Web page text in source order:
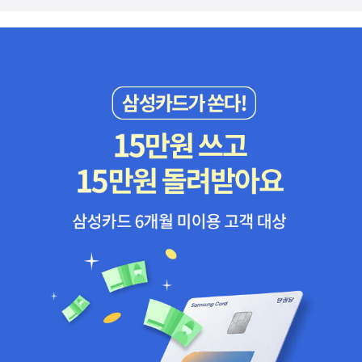
것이다. (아름다운 132쪽)삶을 넉넉하게 만드는 것은 소유와 축적이
분 좋은 일이나, 총각 입장에 유부녀의 관심은 가끔 부담스러울 때가
있지요. 하하, 어디선가 마구 돌이 날아 올 것 같군요. 하여간 원인을
파악해 보니, 내가 남자답지 않게 살림에 관심이 많다는 점이 매력(?)
적이었다나요. ‘한살림’이라고 유기농산물로 밥상을 차리자는 단체에
회원으로 가입해서, 매주 한 번씩 우리농산물, 유기농산물을 공동구
매하고 있으니 여선생님들이 날 귀엽게 봐 줄 이유가 될 수도 있겠죠.
람의 삶도 더불어 살아야 하지 않을까요’ 밥이 만들어지기까지 온 우
주 생명체가 협력하듯, 밥을 먹는 사람도 더불어 살아야 한다는 생각
은 내 머리를 망치로 내려 때리듯 강한 인상을 남겨 주었답니다. ‘사람
은 혼자 살 수 없다, 그래서 사회적 동물이라고 한다.’ 뭐, 이런 말을
사회 시간, 윤리 시간, 심지어는 국어 시간에도 귀에 박히도록 들어 봤
도 했는데, 독특하게도 독서와 글쓰기를 Nature(본성)와 Nurture
(양육)에 비유하기도 했다. 말하자면 우리가 독서하는 것은 본성에 가
까운 행위로서 조금만 관심을 기울이면 할 수 있는 일이지만, 글쓰기
는 끊임없이 훈련해야 하는양육에 비유한 것이다. 그것은확실히 맞는
말 같다. 그러나 나 같은 귀차니스트에겐 이 말이 얼마나냉정하게 들
릴지는귀차니스트가 아닌 사람은 모를 것이다.아, 어쩌라구?내키는
폴리즘을 쏟아 내는 것과 같은감동과 울림이 있었던 건 두번째 발제
를 맡은 박은영 씨가아니었나 생각한다. 이분은 앞서 번역가로도 소
개했지만, 현재 두 딸의 엄마이기도 하다.이분은 정말 책과 삶을 하나
로 연결시켜 가슴 절절하게 자신의 독서론을 얘기했던 분이기도 하
다.70년 대 초중반에 어린 시절을 보낸 사람이라면 계몽사의 50권짜
마련된 듯싶어 진다.(79쪽)유홍준의 나의 문화유산 답사기 2권에도
원과 홍길동테마파크 및축령산 휴양림과 영화마을로~그래서 4권의
홍길동전을 읽었고 <허균, 최후의 19일>은8일에 독서토론 예정이
다.아직 못 읽은 <허균 평전>과 이미지도 뜨지 않고 절판된 이이화
선생이 쓴 <허균의 생각>은 도서관에서 찾아봐야겠다.조선왕조실록
11 광해군 일기에 기록된 걸 보면, 허균은 이이첨에 의해 역모를 쓰고
로 지냈다는 것도 알 수 있고...중학교 독서회는 변산 공동체학교를 탐
방하려고 윤구병 선생님의 책을 토론도서로 정했다. 10월 13일(수)
토론모임을 하면서 날짜를 조정할 예정이다.마을어머니독서회는 23
일 구청 동아리 발표회가 있어 전시작품만 내고, 문학기행은 중학교
나 고등학교 독서회에 얹혀 갈 생갈이다.^^그리고 원주 토지 모임은
몇 개의 날짜에서 가능한 날을 조정중이고...내가 진짜진짜탐나는 문
에 대한 논의가 숙성되지 않고 묻히고선, 또 다른 변방으로 자리매김
하는 것은 아닐까? 다른 끝단은 오히려 똑 같은 속도나 박자로 대안
을 제시하는 것이 아니라, 엇박자나 전혀다른 비트나 관점이나 무게
중심이 움직여져야 하는 것은 아닌가? (주제넘고 몸에 배지 않은 이
야기인 듯 서걱거린다. 책임은 전적으로 나의 것이다.)